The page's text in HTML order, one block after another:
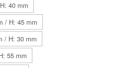
40 mm
/ H: 45 mm
/ H: 30 mm
55 mm